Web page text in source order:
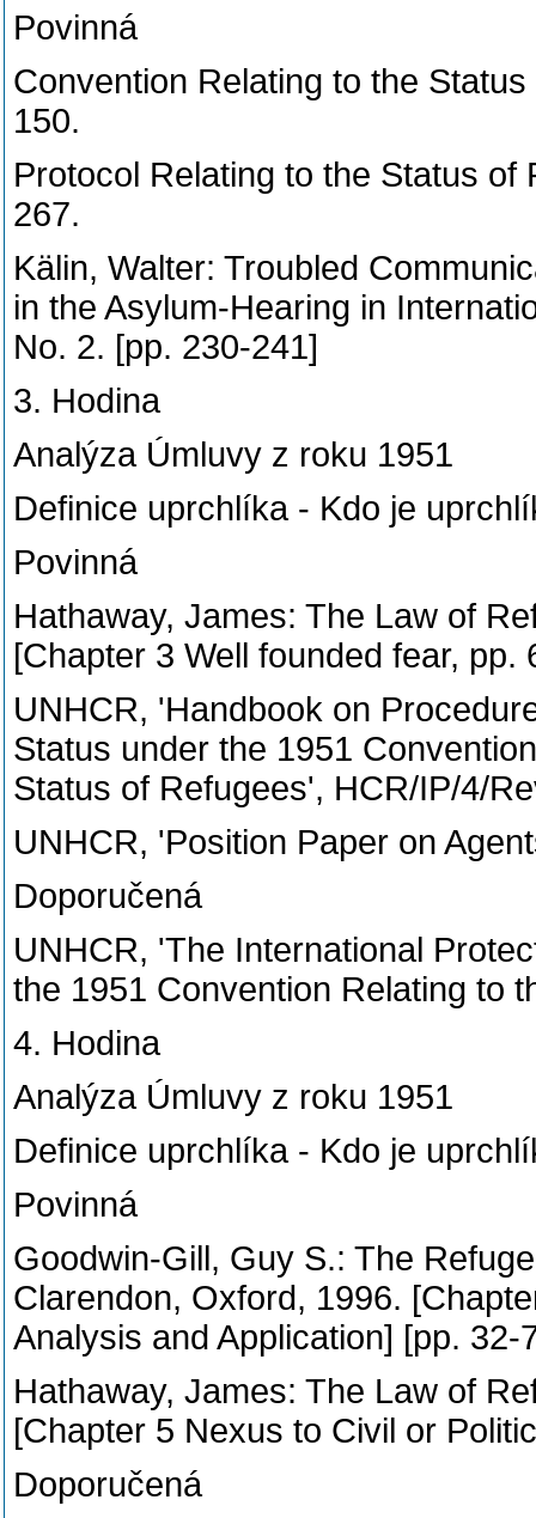
Povinná
Convention Relating to the
150.
Protocol Relating to the Status
267.
Kälin, Walter: Troubled
in the Asylum-Hearing in
No. 2. [pp. 230-241]
3. Hodina
Analýza Úmluvy z roku 1951
Definice uprchlíka - Kdo je
Povinná
Hathaway, James: The Law of
[Chapter 3 Well founded fear, pp.
UNHCR, 'Handbook on
Status under the 1951
Status of Refugees', HCR/IP/4/
UNHCR, 'Position Paper on
Doporučená
UNHCR, 'The International
the 1951 Convention Relating to
4. Hodina
Analýza Úmluvy z roku 1951
Definice uprchlíka - Kdo je
Povinná
Goodwin-Gill, Guy S.: The
Clarendon, Oxford, 1996.
Analysis and Application] [pp. 32-
Hathaway, James: The Law of
[Chapter 5 Nexus to Civil or
Doporučená